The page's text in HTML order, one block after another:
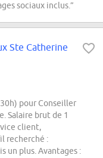
sociaux inclus.”
Ste Catherine
pour Conseiller
Salaire brut de 1
client,
recherché :
un plus. Avantages :